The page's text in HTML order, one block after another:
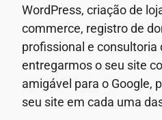
WordPress, criação de
commerce, registro de
profissional e consultoria
entregarmos o seu site
amigável para o Google,
seu site em cada uma